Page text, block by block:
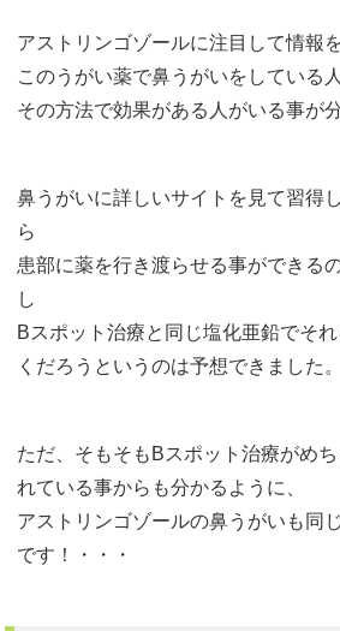
アストリンゴゾールに注目して情報
このうがい薬で鼻うがいをしている人
その方法で効果がある人がいる事が
鼻うがいに詳しいサイトを見て習得
ら
患部に薬を行き渡らせる事ができる
し
Bスポット治療と同じ塩化亜鉛でそ
くだろうというのは予想できました。
ただ、そもそもBスポット治療がめ
れている事からも分かるように、
アストリンゴゾールの鼻うがいも同
です！・・・